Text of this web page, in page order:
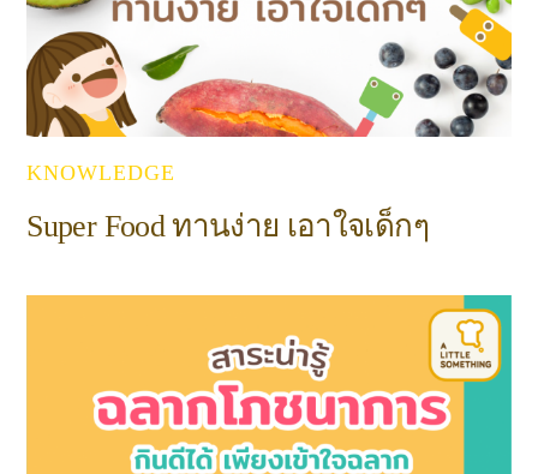
KNOWLEDGE
Super Food ทานง่าย เอาใจเด็กๆ